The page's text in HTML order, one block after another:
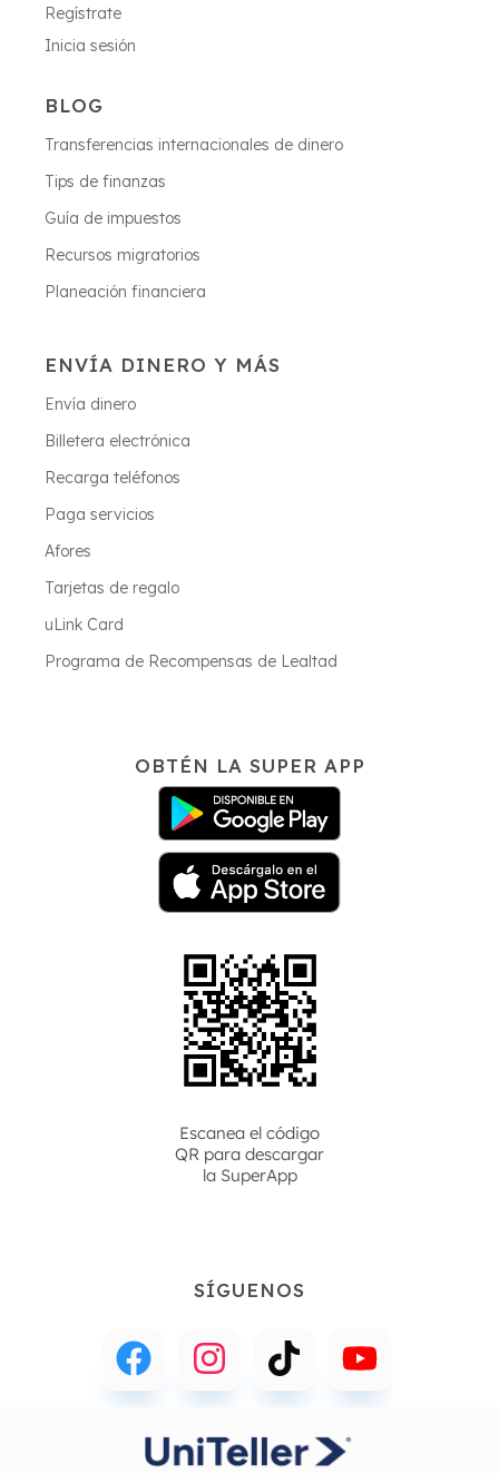
Regístrate
Inicia sesión
BLOG
Transferencias internacionales de dinero
Tips de finanzas
Guía de impuestos
Recursos migratorios
Planeación financiera
ENVÍA DINERO Y MÁS
Envía dinero
Billetera electrónica
Recarga teléfonos
Paga servicios
Afores
Tarjetas de regalo
uLink Card
Programa de Recompensas de Lealtad
OBTÉN LA SUPER APP
Escanea el código
QR para descargar
la SuperApp
SÍGUENOS